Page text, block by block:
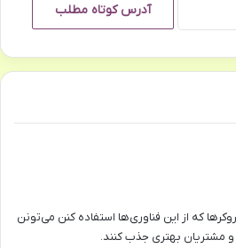
آدرس کوتاه مطلب
که از این فناوری‌ها استفاده کنن می‌تونن
مشتریان بهتری جذب کنند.